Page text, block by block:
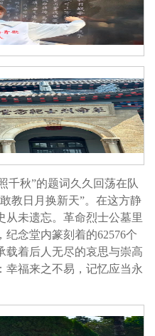
千秋”的题词久久回荡在队
教日月换新天”。在这方静
从未遗忘。革命烈士公墓里
念堂内篆刻着的62576个
载着后人无尽的哀思与崇高
幸福来之不易，记忆应当永